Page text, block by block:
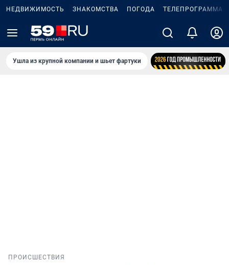
НЕДВИЖИМОСТЬ ЗНАКОМСТВА ПОГОДА ТЕЛЕПРОГРАММА
Ушла из крупной компании и шьет фартуки
ПРОИСШЕСТВИЯ